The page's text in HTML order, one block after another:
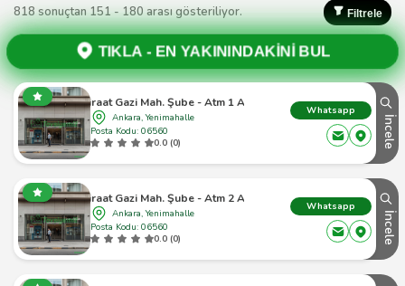
818 sonuçtan 151 - 180 arası gösteriliyor. Filtrele
TIKLA - EN YAKININDAKİNİ BUL
Ziraat Gazi Mah. Şube - Atm 1 Atm
Ankara, Yenimahalle
Posta Kodu: 06560
0.0 (0)
Whatsapp
İncele
Ziraat Gazi Mah. Şube - Atm 2 Atm
Ankara, Yenimahalle
Posta Kodu: 06560
0.0 (0)
Whatsapp
İncele